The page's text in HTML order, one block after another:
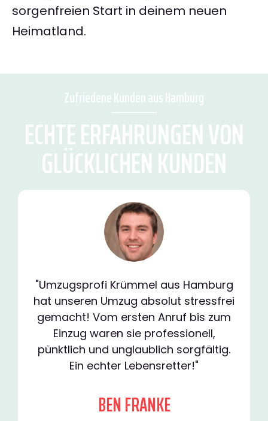
sorgenfreien Start in deinem neuen
Heimatland.
Zufriedene Kunden aus Hamburg
ECHTE ERFAHRUNGEN VON
GLÜCKLICHEN KUNDEN
"Umzugsprofi Krümmel aus Hamburg
hat unseren Umzug absolut stressfrei
gemacht! Vom ersten Anruf bis zum
Einzug waren sie professionell,
pünktlich und unglaublich sorgfältig.
Ein echter Lebensretter!"
BEN FRANKE